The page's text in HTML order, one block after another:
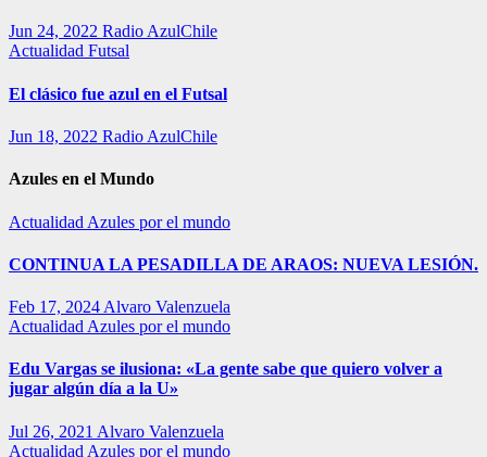
Jun 24, 2022 Radio AzulChile
Actualidad Futsal
El clásico fue azul en el Futsal
Jun 18, 2022 Radio AzulChile
Azules en el Mundo
Actualidad Azules por el mundo
CONTINUA LA PESADILLA DE ARAOS: NUEVA LESIÓN.
Feb 17, 2024 Alvaro Valenzuela
Actualidad Azules por el mundo
Edu Vargas se ilusiona: «La gente sabe que quiero volver a
jugar algún día a la U»
Jul 26, 2021 Alvaro Valenzuela
Actualidad Azules por el mundo